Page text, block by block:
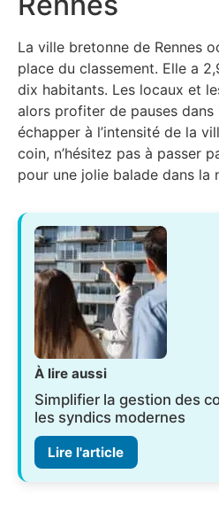
La ville bretonne de Rennes
place du classement. Elle a
dix habitants. Les locaux et
alors profiter de pauses dans
échapper à l’intensité de la
coin, n’hésitez pas à passer
pour une jolie balade dans la
À lire aussi
Simplifier la gestion des
les syndics modernes
Lire l'article